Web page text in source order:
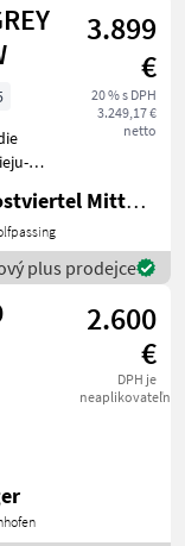
/ mopedy
3.899
€
20 % s DPH
3.249,17 €
netto
RLH Mostviertel Mitte - Standort Steinakirchen
plus prodejce
2.600
€
DPH je
neaplikovateľné